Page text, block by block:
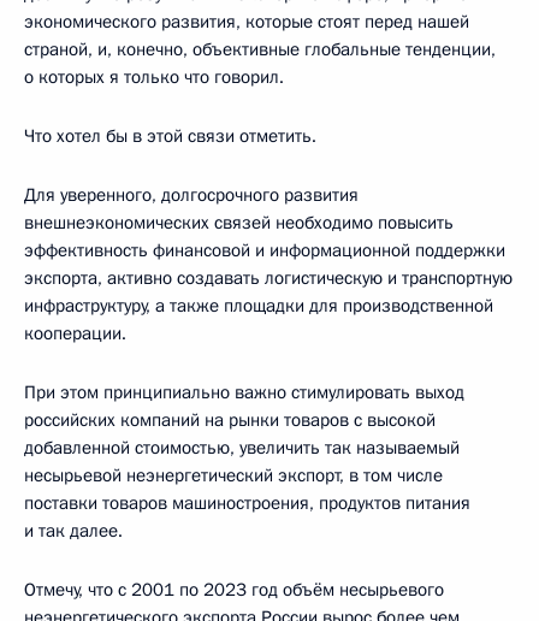
экономического развития, которые стоят перед нашей
страной, и, конечно, объективные глобальные тенденции,
о которых я только что говорил.
Что хотел бы в этой связи отметить.
Для уверенного, долгосрочного развития
внешнеэкономических связей необходимо повысить
эффективность финансовой и информационной поддержки
экспорта, активно создавать логистическую и транспортную
инфраструктуру, а также площадки для производственной
кооперации.
При этом принципиально важно стимулировать выход
российских компаний на рынки товаров с высокой
добавленной стоимостью, увеличить так называемый
несырьевой неэнергетический экспорт, в том числе
поставки товаров машиностроения, продуктов питания
и так далее.
Отмечу, что с 2001 по 2023 год объём несырьевого